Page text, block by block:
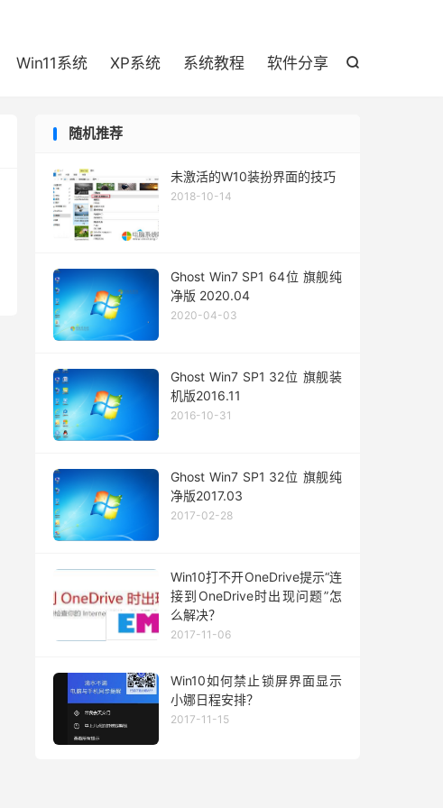

Win11系统 XP系统 系统教程 软件分享
随机推荐
未激活的W10装扮界面的技巧
2018-10-14
Ghost Win7 SP1 64位 旗舰纯
净版 2020.04
2020-04-03
Ghost Win7 SP1 32位 旗舰装
机版2016.11
2016-10-31
Ghost Win7 SP1 32位 旗舰纯
净版2017.03
2017-02-28
Win10打不开OneDrive提示“连
接到OneDrive时出现问题”怎
么解决？
2017-11-06
Win10如何禁止锁屏界面显示
小娜日程安排？
2017-11-15